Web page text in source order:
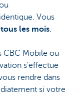
Vous
les mois.
CBC Mobile ou
s'effectue
rendre dans
si votre